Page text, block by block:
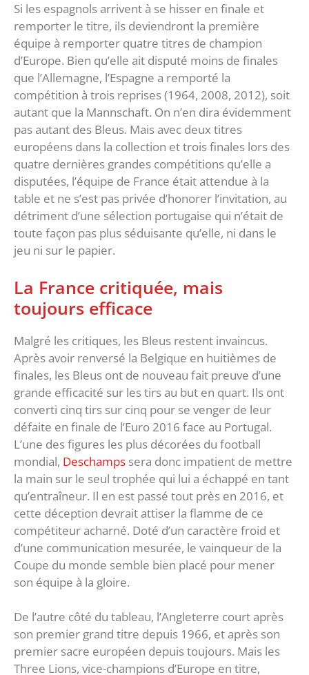
Si les espagnols arrivent à se hisser en finale et
remporter le titre, ils deviendront la première
équipe à remporter quatre titres de champion
d’Europe. Bien qu’elle ait disputé moins de finales
que l’Allemagne, l’Espagne a remporté la
compétition à trois reprises (1964, 2008, 2012), soit
autant que la Mannschaft. On n’en dira évidemment
pas autant des Bleus. Mais avec deux titres
européens dans la collection et trois finales lors des
quatre dernières grandes compétitions qu’elle a
disputées, l’équipe de France était attendue à la
table et ne s’est pas privée d’honorer l’invitation, au
détriment d’une sélection portugaise qui n’était de
toute façon pas plus séduisante qu’elle, ni dans le
jeu ni sur le papier.
La France critiquée, mais
toujours efficace
Malgré les critiques, les Bleus restent invaincus.
Après avoir renversé la Belgique en huitièmes de
finales, les Bleus ont de nouveau fait preuve d’une
grande efficacité sur les tirs au but en quart. Ils ont
converti cinq tirs sur cinq pour se venger de leur
défaite en finale de l’Euro 2016 face au Portugal.
L’une des figures les plus décorées du football
mondial, Deschamps sera donc impatient de mettre
la main sur le seul trophée qui lui a échappé en tant
qu’entraîneur. Il en est passé tout près en 2016, et
cette déception devrait attiser la flamme de ce
compétiteur acharné. Doté d’un caractère froid et
d’une communication mesurée, le vainqueur de la
Coupe du monde semble bien placé pour mener
son équipe à la gloire.
De l’autre côté du tableau, l’Angleterre court après
son premier grand titre depuis 1966, et après son
premier sacre européen depuis toujours. Mais les
Three Lions, vice-champions d’Europe en titre,